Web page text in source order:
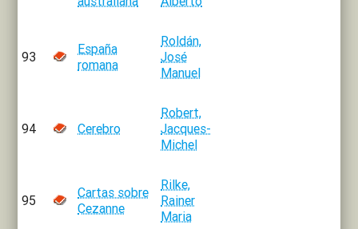
93
España
romana
Roldán,
José
Manuel
94 Cerebro
Robert,
Jacques-
Michel
95
Cartas sobre
Cezanne
Rilke,
Rainer
Maria